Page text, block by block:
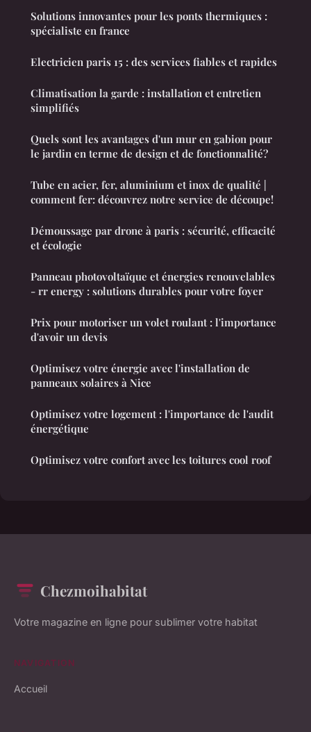
Solutions innovantes pour les ponts thermiques :
spécialiste en france
Electricien paris 15 : des services fiables et rapides
Climatisation la garde : installation et entretien
simplifiés
Quels sont les avantages d'un mur en gabion pour
le jardin en terme de design et de fonctionnalité?
Tube en acier, fer, aluminium et inox de qualité |
comment fer: découvrez notre service de découpe!
Démoussage par drone à paris : sécurité, efficacité
et écologie
Panneau photovoltaïque et énergies renouvelables
- rr energy : solutions durables pour votre foyer
Prix pour motoriser un volet roulant : l'importance
d'avoir un devis
Optimisez votre énergie avec l'installation de
panneaux solaires à Nice
Optimisez votre logement : l'importance de l'audit
énergétique
Optimisez votre confort avec les toitures cool roof
Chezmoihabitat
Votre magazine en ligne pour sublimer votre habitat
NAVIGATION
Accueil